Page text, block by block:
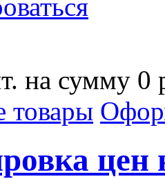
на сумму 0
товары
цен